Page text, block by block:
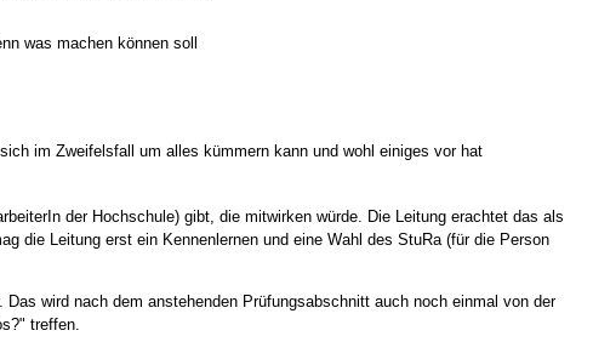
was machen können soll
im Zweifelsfall um alles kümmern kann und wohl einiges vor hat
der Hochschule) gibt, die mitwirken würde. Die Leitung erachtet das als
die Leitung erst ein Kennenlernen und eine Wahl des StuRa (für die Person
wird nach dem anstehenden Prüfungsabschnitt auch noch einmal von der
treffen.